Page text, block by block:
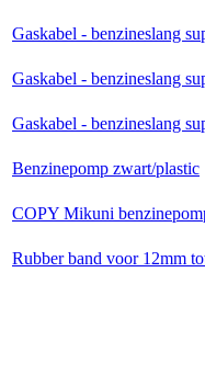
Gaskabel - benzineslang
Gaskabel - benzineslang
Gaskabel - benzineslang
Benzinepomp zwart/plastic
COPY Mikuni
Rubber band voor 12mm